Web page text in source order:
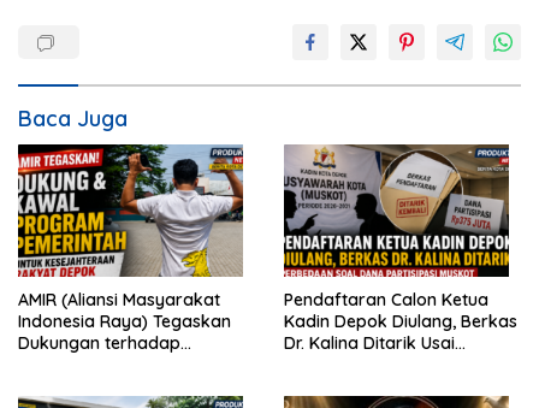
Baca Juga
AMIR (Aliansi Masyarakat
Indonesia Raya) Tegaskan
Dukungan terhadap
Pendaftaran Calon Ketua
Kadin Depok Diulang, Berkas
Dr. Kalina Ditarik Usai